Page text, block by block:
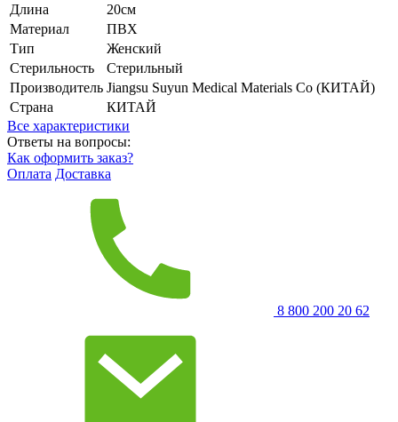
Длина
20см
Материал
ПВХ
Тип
Женский
Стерильность
Стерильный
Производитель Jiangsu Suyun Medical Materials Co (КИТАЙ)
Страна
КИТАЙ
Все характеристики
Ответы на вопросы:
Как оформить заказ?
Оплата Доставка
8 800 200 20 62